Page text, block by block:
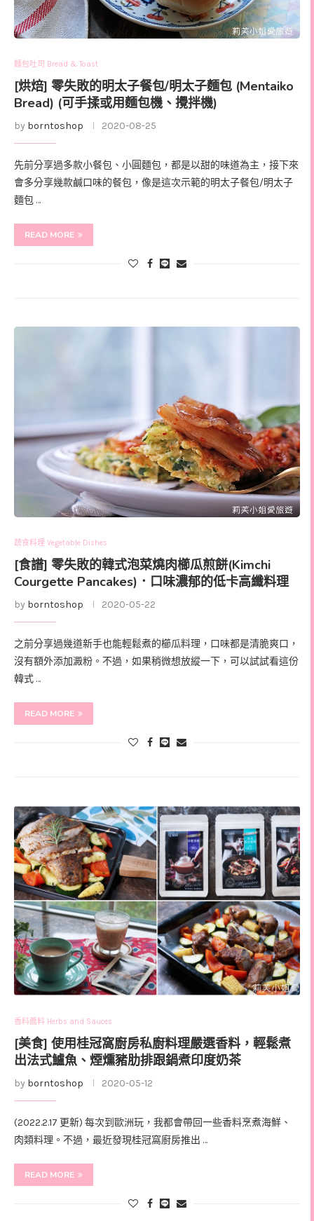
麵包吐司 Bread & Toast
[烘焙] 零失敗的明太子餐包/明太子麵包 (Mentaiko
Bread) (可手揉或用麵包機、攪拌機)
by borntoshop 2020-08-25
先前分享過多款小餐包、小圓麵包，都是以甜的味道為主，接下來
會多分享幾款鹹口味的餐包，像是這次示範的明太子餐包/明太子
麵包 …
READ MORE
蔬食料理 Vegetable Dishes
[食譜] 零失敗的韓式泡菜燒肉櫛瓜煎餅(Kimchi
Courgette Pancakes)．口味濃郁的低卡高纖料理
by borntoshop 2020-05-22
之前分享過幾道新手也能輕鬆煮的櫛瓜料理，口味都是清脆爽口，
沒有額外添加澱粉。不過，如果稍微想放縱一下，可以試試看這份
韓式 …
READ MORE
香料醬料 Herbs and Sauces
[美食] 使用桂冠窩廚房私廚料理嚴選香料，輕鬆煮
出法式鱸魚、煙燻豬肋排跟鍋煮印度奶茶
by borntoshop 2020-05-12
(2022.2.17 更新) 每次到歐洲玩，我都會帶回一些香料烹煮海鮮、
肉類料理。不過，最近發現桂冠窩廚房推出 …
READ MORE